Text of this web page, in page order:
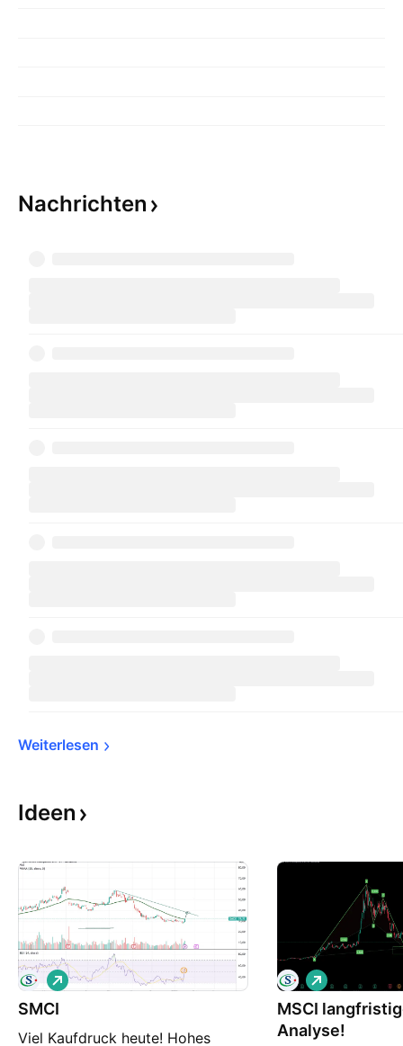
Nachrichten
Weiterlesen
Ideen
SMCI
Viel Kaufdruck heute! Hohes
L
o
n
MSCI
Analyse!
L
o
n
g